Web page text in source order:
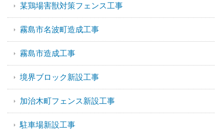
某鶏場害獣対策フェンス工事
霧島市名波町造成工事
霧島市造成工事
境界ブロック新設工事
加治木町フェンス新設工事
駐車場新設工事